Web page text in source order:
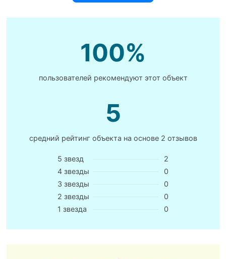
100%
пользователей рекомендуют этот объект
5
средний рейтинг объекта на основе 2 отзывов
5 звезд
2
4 звезды
0
3 звезды
0
2 звезды
0
1 звезда
0